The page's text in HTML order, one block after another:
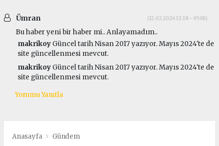
Ümran (12.02.2026 12:18 - #508)
Bu haber yeni bir haber mi.. Anlayamadım..
makrikoy Güncel tarih Nisan 2017 yazıyor. Mayıs 2024'te de
site güncellenmesi mevcut.
makrikoy Güncel tarih Nisan 2017 yazıyor. Mayıs 2024'te de
site güncellenmesi mevcut.
Yorumu Yanıtla
Anasayfa Gündem